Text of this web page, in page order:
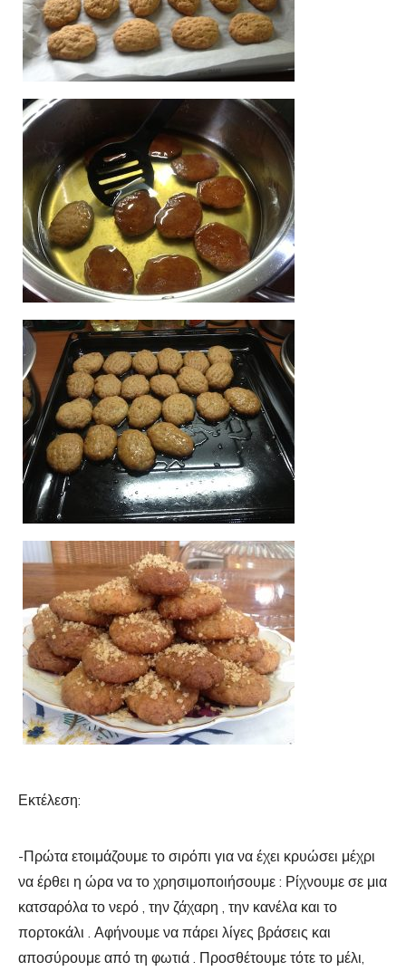
Εκτέλεση:
-Πρώτα ετοιμάζουμε το σιρόπι για να έχει κρυώσει μέχρι
να έρθει η ώρα να το χρησιμοποιήσουμε : Ρίχνουμε σε μια
κατσαρόλα το νερό , την ζάχαρη , την κανέλα και το
πορτοκάλι . Αφήνουμε να πάρει λίγες βράσεις και
αποσύρουμε από τη φωτιά . Προσθέτουμε τότε το μέλι,